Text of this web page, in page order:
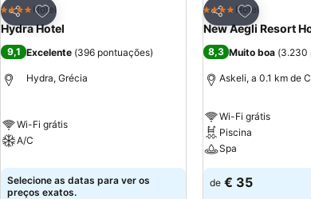
Partilhar
Adicionar aos favoritos
4 EstrelasHotel
Hydra Hotel
9,1 Excelente (396 pontuações)
Hydra, Grécia
Wi-Fi grátis
A/C
Selecione as datas para ver os
preços exatos.
Partilhar
Adicionar
4 EstrelasHotel
New Aegli Resort
8,3 Muito boa (3.230
Askeli, a 0.1 km de
Wi-Fi grátis
Piscina
Spa
de € 35